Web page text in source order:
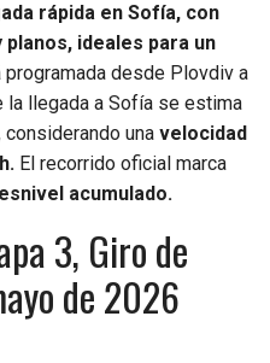
rápida en Sofía, con
ideales para un
programada desde Plovdiv a
la llegada a Sofía se estima
considerando una velocidad
El recorrido oficial marca
acumulado.
3, Giro de
de 2026